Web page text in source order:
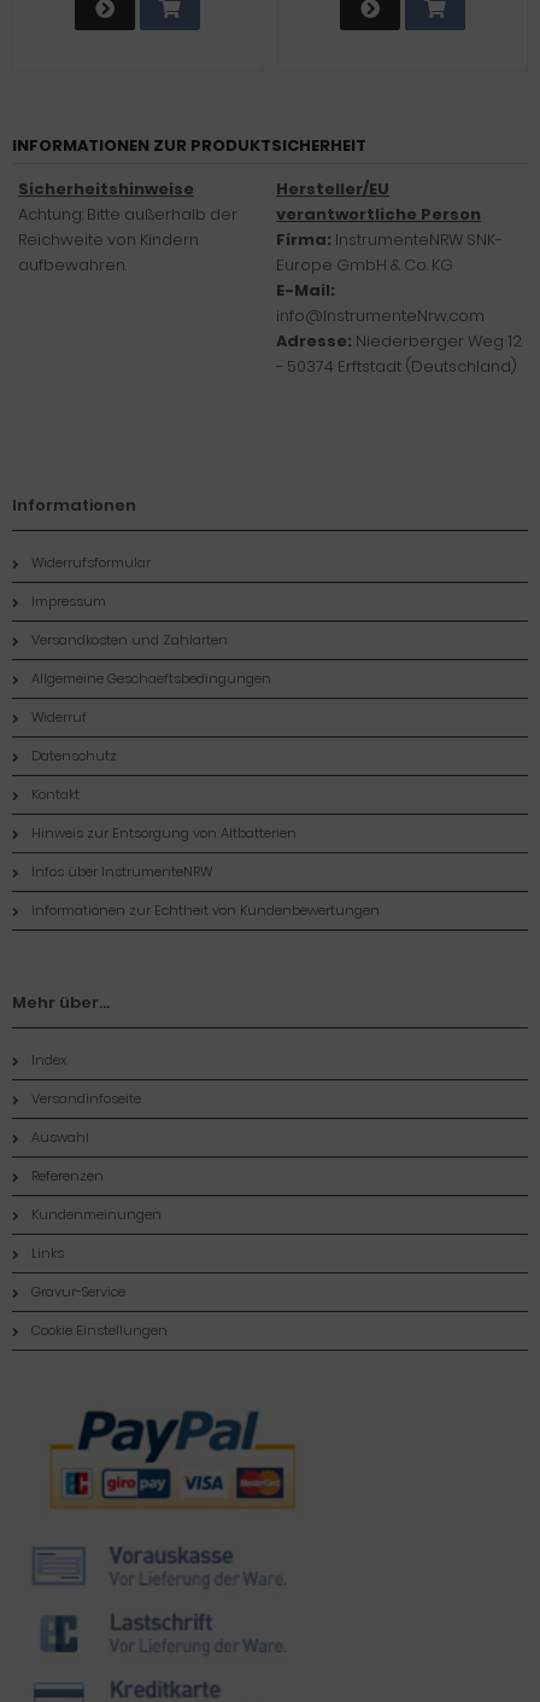
INFORMATIONEN ZUR PRODUKTSICHERHEIT
Sicherheitshinweise
Achtung: Bitte außerhalb der
Reichweite von Kindern
aufbewahren.
Hersteller/EU
verantwortliche Person
Firma: InstrumenteNRW SNK-
Europe GmbH & Co. KG
E-Mail:
info@InstrumenteNrw.com
Adresse: Niederberger Weg 12
- 50374 Erftstadt (Deutschland)
Informationen
Widerrufsformular
Impressum
Versandkosten und Zahlarten
Allgemeine Geschaeftsbedingungen
Widerruf
Datenschutz
Kontakt
Hinweis zur Entsorgung von Altbatterien
Infos über InstrumenteNRW
Informationen zur Echtheit von Kundenbewertungen
Mehr über...
Index
Versandinfoseite
Auswahl
Referenzen
Kundenmeinungen
Links
Gravur-Service
Cookie Einstellungen
Zahlungsmethoden